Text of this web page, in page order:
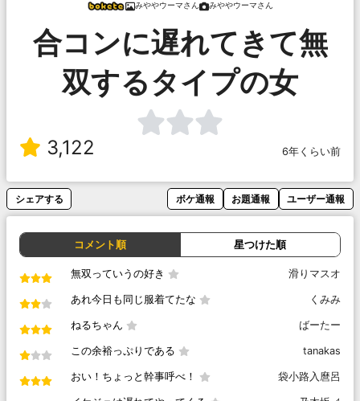
みややウーマさん みややウーマさん
合コンに遅れてきて無
双するタイプの女
3,122 6年くらい前
シェアする ボケ通報 お題通報 ユーザー通報
コメント順 星つけた順
無双っていうの好き 滑りマスオ
あれ今日も同じ服着てたな くみみ
ねるちゃん ばーたー
この余裕っぷりである tanakas
おい！ちょっと幹事呼べ！ 袋小路入麿呂